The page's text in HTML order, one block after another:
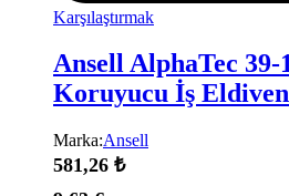
Karşılaştırmak
Ansell AlphaTec
Koruyucu İş
Marka:Ansell
581,26 ₺